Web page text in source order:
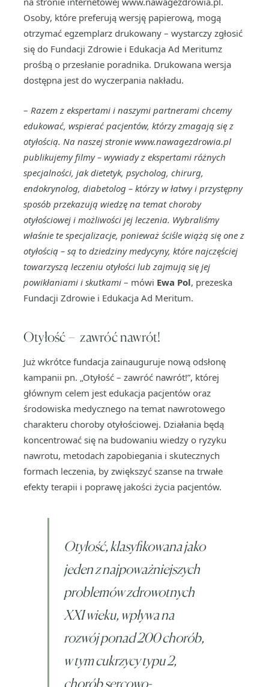
Osoby, które preferują wersję papierową, mogą
otrzymać egzemplarz drukowany – wystarczy zgłosić
się do Fundacji Zdrowie i Edukacja Ad Meritumz
prośbą o przesłanie poradnika. Drukowana wersja
dostępna jest do wyczerpania nakładu.
– Razem z ekspertami i naszymi partnerami chcemy
edukować, wspierać pacjentów, którzy zmagają się z
otyłością. Na naszej stronie www.nawagezdrowia.pl
publikujemy filmy – wywiady z ekspertami różnych
specjalności, jak dietetyk, psycholog, chirurg,
endokrynolog, diabetolog – którzy w łatwy i przystępny
sposób przekazują wiedzę na temat choroby
otyłościowej i możliwości jej leczenia. Wybraliśmy
właśnie te specjalizacje, ponieważ ściśle wiążą się one z
otyłością – są to dziedziny medycyny, które najczęściej
towarzyszą leczeniu otyłości lub zajmują się jej
powikłaniami i skutkami – mówi Ewa Pol, prezeska
Fundacji Zdrowie i Edukacja Ad Meritum.
Otyłość – zawróć nawrót!
Już wkrótce fundacja zainauguruje nową odsłonę
kampanii pn. „Otyłość – zawróć nawrót!”, której
głównym celem jest edukacja pacjentów oraz
środowiska medycznego na temat nawrotowego
charakteru choroby otyłościowej. Działania będą
koncentrować się na budowaniu wiedzy o ryzyku
nawrotu, metodach zapobiegania i skutecznych
formach leczenia, by zwiększyć szanse na trwałe
efekty terapii i poprawę jakości życia pacjentów.
Otyłość, klasyfikowana jako
jeden z najpoważniejszych
problemów zdrowotnych
XXI wieku, wpływa na
rozwój ponad 200 chorób,
w tym cukrzycy typu 2,
chorób sercowo-